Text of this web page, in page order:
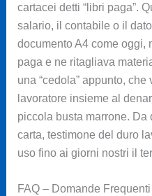
cartacei detti “libri paga”.
salario, il contabile o il
documento A4 come oggi,
paga e ne ritagliava
una “cedola” appunto, che
lavoratore insieme al
piccola busta marrone.
carta, testimone del duro
uso fino ai giorni nostri il
FAQ – Domande Frequenti